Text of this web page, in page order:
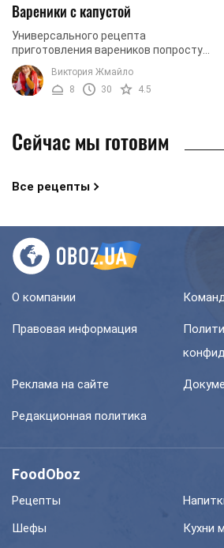
Вареники с капустой
Универсального рецепта
приготовления вареников попросту
не существует. Есть лишь общие
алгоритмы в замешивании теста и
его пропорциях. Если вы берете ...
Виктория Жмайло
8
30 4.5
Сейчас мы готовим
Все рецепты
О компании
Правовая информация
Реклама на сайте
Редакционная политика
FoodOboz
Рецепты
Шефы
Кухни